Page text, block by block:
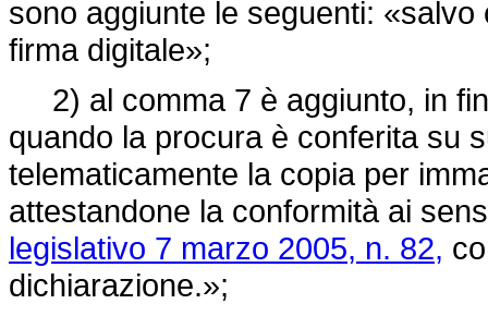
sono aggiunte le seguenti:
firma digitale»;
2) al comma 7 è aggiunto, in
quando la procura è conferita su
telematicamente la copia per
attestandone la conformità ai
legislativo 7 marzo 2005, n. 82,
dichiarazione.»;